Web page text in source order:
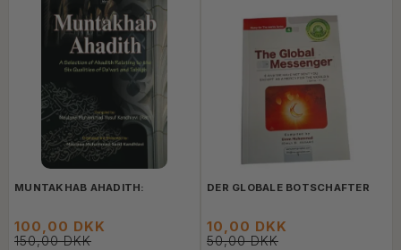
MUNTAKHAB AHADITH:
100,00 DKK
150,00 DKK
DER GLOBALE BOTSCHAFTER
10,00 DKK
50,00 DKK